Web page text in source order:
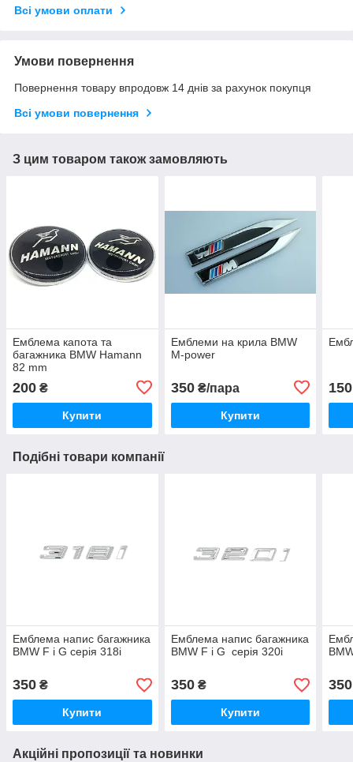
Всі умови оплати
Умови повернення
Повернення товару впродовж 14 днів за рахунок покупця
Всі умови повернення
З цим товаром також замовляють
Емблема капота та
багажника BMW Hamann
82 mm
200 ₴
Купити
Емблеми на крила BMW
M-power
350₴/пара
Купити
150
Подібні товари компанії
Емблема напис багажника
BMW F і G серія 318i
350 ₴
Купити
Емблема напис багажника
BMW F і G серія 320i
350₴
Купити
350
Акційні пропозиції та новинки